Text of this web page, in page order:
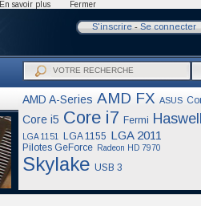
S'inscrire- Se connecter
AMD A-Series AMD FX ASUS
Core i5 Core i7 Fermi Haswell
LGA 1151 LGA 1155 LGA 2011
Pilotes GeForce Radeon HD 7970
Skylake USB 3
En savoir plus Fermer